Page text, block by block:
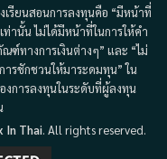
เรียนสอนการลงทุนคือ “มีหน้าที่
านั้น ไม่ได้มีหน้าที่ในการให้คำ
ทางการเงินต่างๆ” และ “ไม่
รชักชวนให้มาระดมทุน” ใน
งการลงทุนในระดับที่ผู้ลงทุน
In Thai. All rights reserved.